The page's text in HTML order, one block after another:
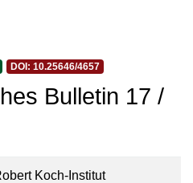
DOI: 10.25646/4657
Bulletin 17 /
Koch-Institut